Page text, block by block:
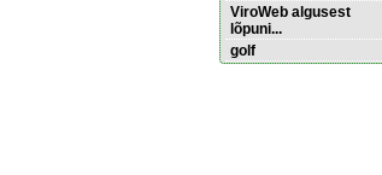
ViroWeb algusest
lõpuni...
golf